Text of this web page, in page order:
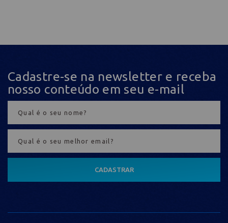
Cadastre-se na newsletter e receba
nosso conteúdo em seu e-mail
CADASTRAR